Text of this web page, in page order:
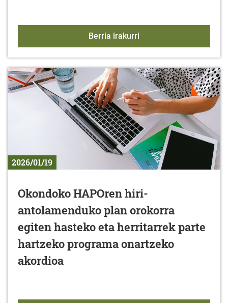
Berria irakurri
2026/01/19
Okondoko HAPOren hiri-
antolamenduko plan orokorra
egiten hasteko eta herritarrek parte
hartzeko programa onartzeko
akordioa